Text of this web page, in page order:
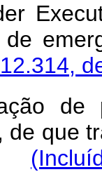
de
de
de que